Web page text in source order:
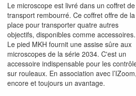
Le microscope est livré dans un coffret de
transport rembourré. Ce coffret offre de la
place pour transporter quatre autres
objectifs, disponibles comme accessoires.
Le pied MKH fournit une assise sûre aux
microscopes de la série 2034. C'est un
accessoire indispensable pour les
sur rouleaux. En association avec
encore et toujours un avantage.